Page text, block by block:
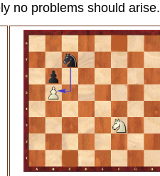
no problems should arise.